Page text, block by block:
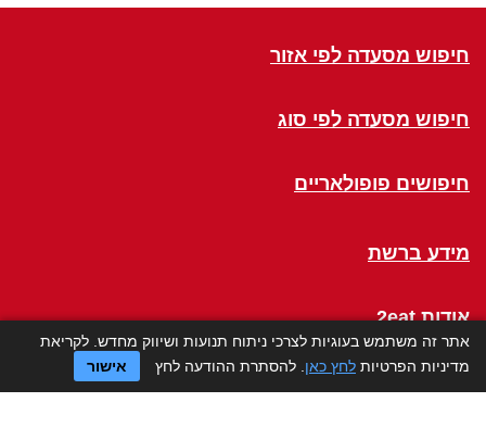
חיפוש מסעדה לפי אזור
חיפוש מסעדה לפי סוג
חיפושים פופולאריים
מידע ברשת
אודות 2eat
Click a Table
אתר זה משתמש בעוגיות לצרכי ניתוח תנועות ושיווק מחדש. לקריאת
מדיניות הפרטיות לחץ כאן . להסתרת ההודעה לחץ אישור